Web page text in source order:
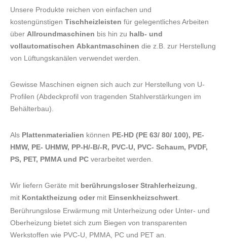
Unsere Produkte reichen von einfachen und
kostengünstigen Tischheizleisten für gelegentliches Arbeiten
über Allroundmaschinen bis hin zu halb- und
vollautomatischen Abkantmaschinen die z.B. zur Herstellung
von Lüftungskanälen verwendet werden.
Gewisse Maschinen eignen sich auch zur Herstellung von U-
Profilen (Abdeckprofil von tragenden Stahlverstärkungen im
Behälterbau).
Als Plattenmaterialien können PE-HD (PE 63/ 80/ 100), PE-
HMW, PE- UHMW, PP-H/-B/-R, PVC-U, PVC- Schaum, PVDF,
PS, PET, PMMA und PC verarbeitet werden.
Wir liefern Geräte mit berührungsloser Strahlerheizung,
mit Kontaktheizung odermit Einsenkheizschwert.
Berührungslose Erwärmung mit Unterheizung oder Unter- und
Oberheizung bietet sich zum Biegen von transparenten
Werkstoffen wie PVC-U, PMMA, PC und PET an.